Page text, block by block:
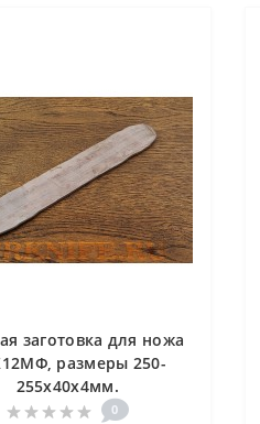
заготовка для ножа
размеры 250-
255х40х4мм.
0